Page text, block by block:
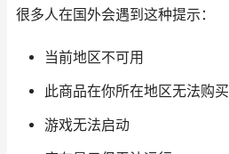
很多人在国外会遇到这种提示：
当前地区不可用
此商品在你所在地区无法购买
游戏无法启动